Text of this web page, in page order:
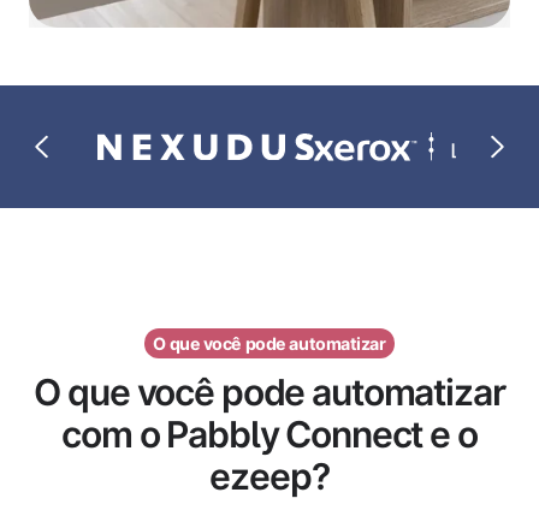
O que você pode automatizar
O que você pode automatizar
com o Pabbly Connect e o
ezeep?